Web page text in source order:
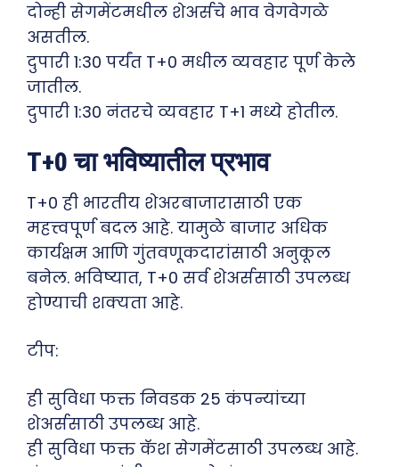
दोन्ही सेगमेंटमधील शेअर्सचे भाव वेगवेगळे
असतील.
दुपारी 1:30 पर्यंत T+0 मधील व्यवहार पूर्ण केले
जातील.
दुपारी 1:30 नंतरचे व्यवहार T+1 मध्ये होतील.
T+0 चा भविष्यातील प्रभाव
T+0 ही भारतीय शेअरबाजारासाठी एक
महत्त्वपूर्ण बदल आहे. यामुळे बाजार अधिक
कार्यक्षम आणि गुंतवणूकदारांसाठी अनुकूल
बनेल. भविष्यात, T+0 सर्व शेअर्ससाठी उपलब्ध
होण्याची शक्यता आहे.
टीप:
ही सुविधा फक्त निवडक 25 कंपन्यांच्या
शेअर्ससाठी उपलब्ध आहे.
ही सुविधा फक्त कॅश सेगमेंटसाठी उपलब्ध आहे.